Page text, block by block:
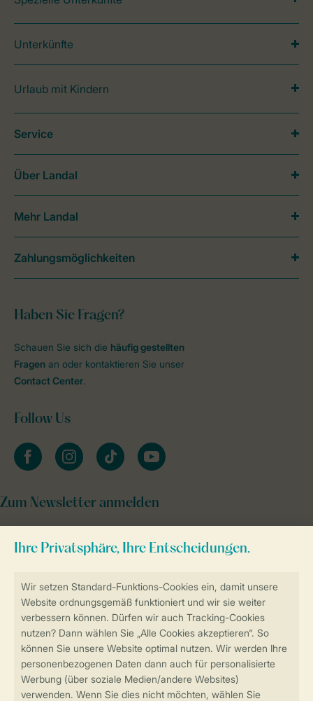
Sicher und schnell zur Online-Buchung
Sichere Datenübertragung
Sicheres Bezahlen
Unterkünfte
Urlaub mit Kindern
Haben Sie Fragen?
Schauen Sie sich die häufig gestellten
Fragen an oder kontaktieren Sie unser
Contact Center.
Follow Us
facebookinstagramtiktok youtube
Zum Newsletter anmelden
Service
Über Landal
Mehr Landal
Zahlungsmöglichkeiten